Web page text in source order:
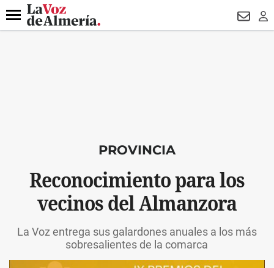
DESTACADO
Menú
PROVINCIA
Reconocimiento para los
vecinos del Almanzora
La Voz entrega sus galardones anuales a los más
sobresalientes de la comarca